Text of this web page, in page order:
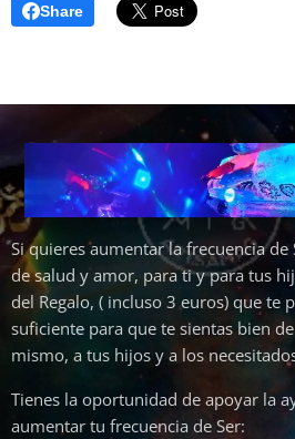
Share
Si quieres aumentar la frecuencia
de salud y amor, para ti y para tus
del Regalo, ( incluso 3 euros) que te
suficiente para que te sientas bien
mismo, a tus hijos y a los
Tienes la oportunidad de apoyar la
aumentar tu frecuencia de Ser: